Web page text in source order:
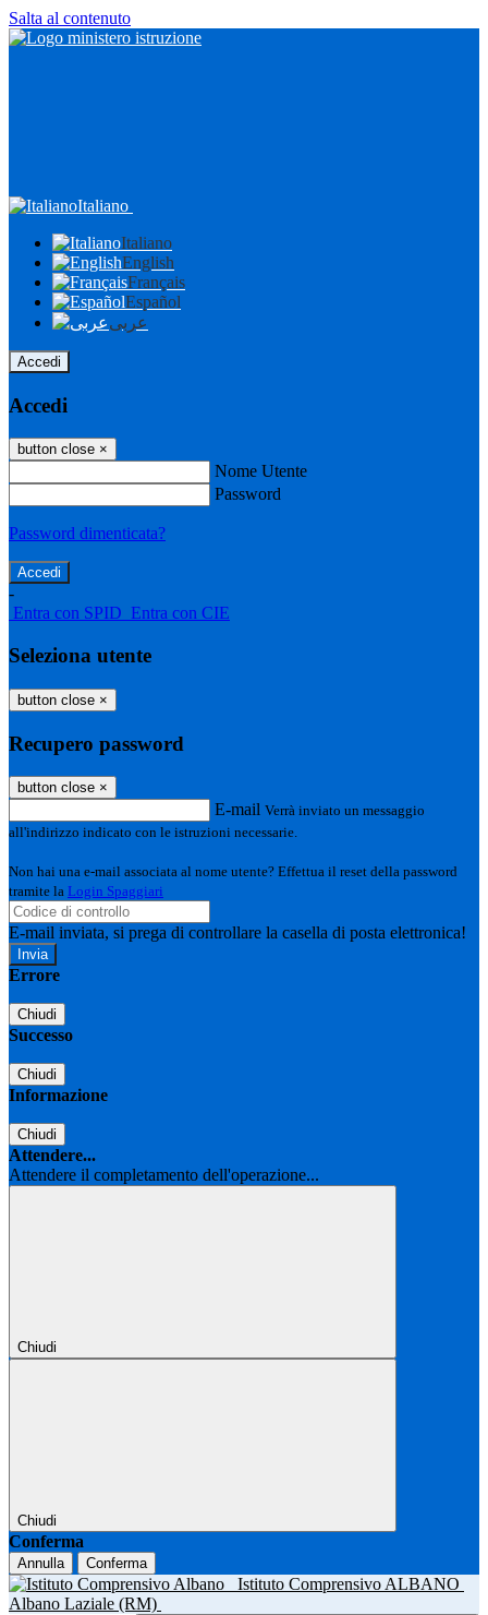
Salta al contenuto
Italiano
Italiano
English
Français
Español
عربى
Accedi
Accedi
button close ×
Nome Utente
Password
Password dimenticata?
-
Entra con SPID Entra con CIE
Seleziona utente
button close ×
Recupero password
button close ×
E-mail Verrà inviato un messaggio
all'indirizzo indicato con le istruzioni necessarie.
Non hai una e-mail associata al nome utente? Effettua il reset della password
tramite la Login Spaggiari
E-mail inviata, si prega di controllare la casella di posta elettronica!
Errore
Chiudi
Successo
Chiudi
Informazione
Chiudi
Attendere...
Attendere il completamento dell'operazione...
Chiudi
Chiudi
Conferma
Annulla Conferma
Istituto Comprensivo ALBANO
Albano Laziale (RM)